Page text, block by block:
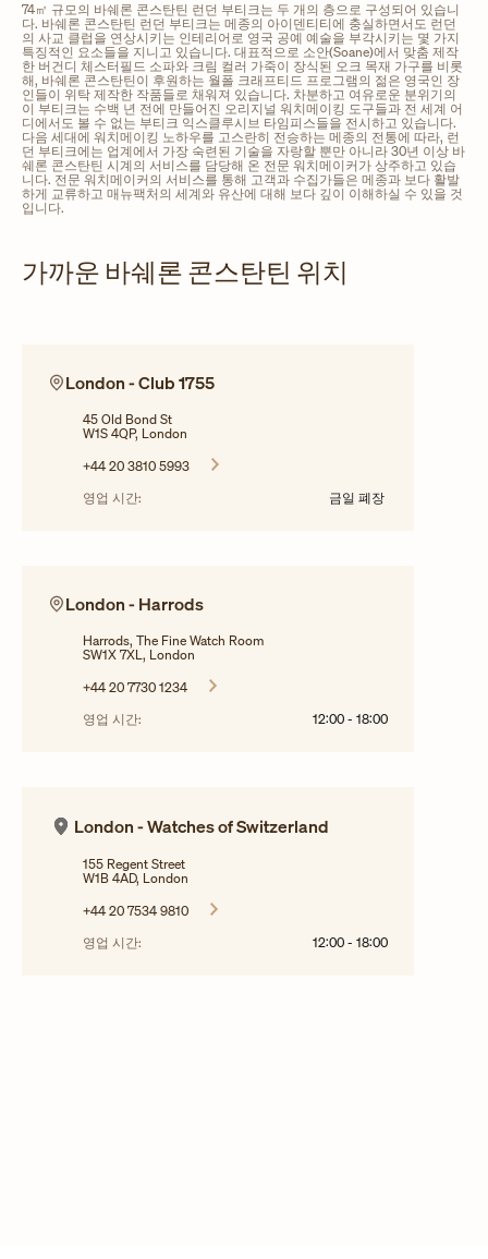
74㎡ 규모의 바쉐론 콘스탄틴 런던 부티크는 두 개의 층으로 구성되어 있습니
다. 바쉐론 콘스탄틴 런던 부티크는 메종의 아이덴티티에 충실하면서도 런던
의 사교 클럽을 연상시키는 인테리어로 영국 공예 예술을 부각시키는 몇 가지
특징적인 요소들을 지니고 있습니다. 대표적으로 소안(Soane)에서 맞춤 제작
한 버건디 체스터필드 소파와 크림 컬러 가죽이 장식된 오크 목재 가구를 비롯
해, 바쉐론 콘스탄틴이 후원하는 월폴 크래프티드 프로그램의 젊은 영국인 장
인들이 위탁 제작한 작품들로 채워져 있습니다. 차분하고 여유로운 분위기의
이 부티크는 수백 년 전에 만들어진 오리지널 워치메이킹 도구들과 전 세계 어
디에서도 볼 수 없는 부티크 익스클루시브 타임피스들을 전시하고 있습니다.
다음 세대에 워치메이킹 노하우를 고스란히 전승하는 메종의 전통에 따라, 런
던 부티크에는 업계에서 가장 숙련된 기술을 자랑할 뿐만 아니라 30년 이상 바
쉐론 콘스탄틴 시계의 서비스를 담당해 온 전문 워치메이커가 상주하고 있습
니다. 전문 워치메이커의 서비스를 통해 고객과 수집가들은 메종과 보다 활발
하게 교류하고 매뉴팩처의 세계와 유산에 대해 보다 깊이 이해하실 수 있을 것
입니다.
가까운 바쉐론 콘스탄틴 위치
London - Club 1755
45 Old Bond St
W1S 4QP, London
+44 20 3810 5993
영업 시간:
금일 폐장
London - Harrods
Harrods, The Fine Watch Room
SW1X 7XL, London
+44 20 7730 1234
영업 시간:
12:00 - 18:00
London - Watches of Switzerland
155 Regent Street
W1B 4AD, London
+44 20 7534 9810
영업 시간:
12:00 - 18:00